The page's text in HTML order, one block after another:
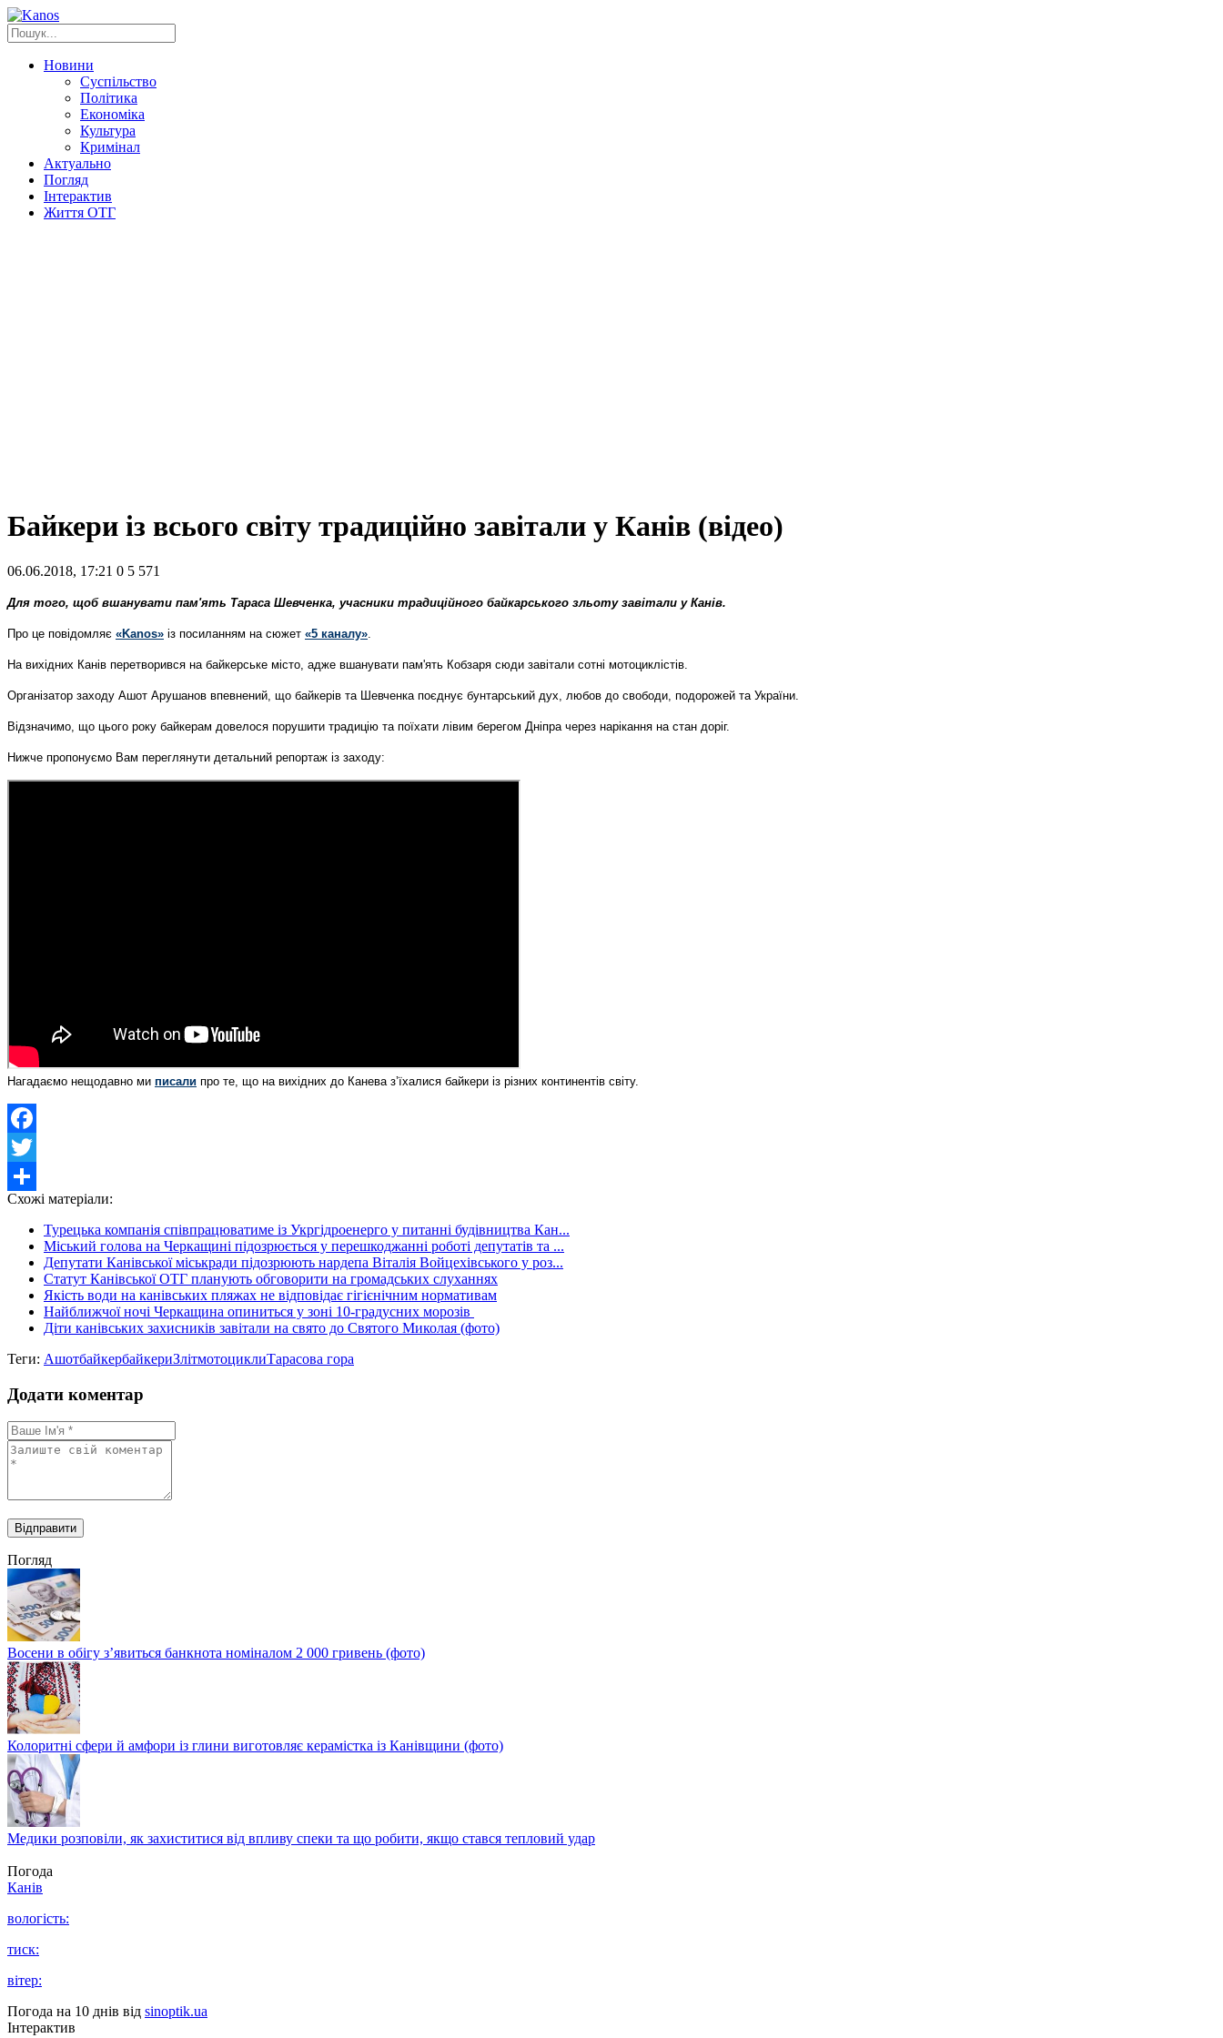
Новини
Суспільство
Політика
Економіка
Культура
Кримінал
Актуально
Погляд
Інтерактив
Життя ОТГ
Байкери із всього світу традиційно завітали у Канів (відео)
06.06.2018, 17:21 0 5 571
Для того, щоб вшанувати пам'ять Тараса Шевченка, учасники традиційного байкарського зльоту завітали у Канів.
Про це повідомляє «Kanos» із посиланням на сюжет «5 каналу»
На вихідних Канів перетворився на байкерське місто, адже вшанувати пам'ять Кобзаря сюди завітали сотні мотоциклістів.
Організатор заходу Ашот Арушанов впевнений, що байкерів та Шевченка поєднує бунтарський дух, любов до свободи, подорожей та України.
Відзначимо, що цього року байкерам довелося порушити традицію та поїхати лівим берегом Дніпра через нарікання на стан доріг.
Нижче пропонуємо Вам переглянути детальний репортаж із заходу:
Нагадаємо нещодавно ми писали про те, що на вихідних до Канева з’їхалися байкери із різних континентів світу.
Facebook
Twitter
Share
Схожі матеріали:
Турецька компанія співпрацюватиме із Укргідроенерго у питанні будівництва Кан...
Міський голова на Черкащині підозрюється у перешкоджанні роботі депутатів та ...
Депутати Канівської міськради підозрюють нардепа Віталія Войцехівського у роз...
Статут Канівської ОТГ планують обговорити на громадських слуханнях
Якість води на канівських пляжах не відповідає гігієнічним нормативам
Найближчої ночі Черкащина опиниться у зоні 10-градусних морозів
Діти канівських захисників завітали на свято до Святого Миколая (фото)
Теги: АшотбайкербайкериЗлітмотоциклиТарасова гора
Додати коментар
Погляд
Восени в обігу з’явиться банкнота номіналом 2 000 гривень (фото)
Колоритні сфери й амфори із глини виготовляє керамістка із Канівщини (фото)
Медики розповіли, як захиститися від впливу спеки та що робити, якщо стався тепловий удар
Погода
Канів
вологість:
тиск:
вітер:
Погода на 10 днів від sinoptik.ua
Інтерактив